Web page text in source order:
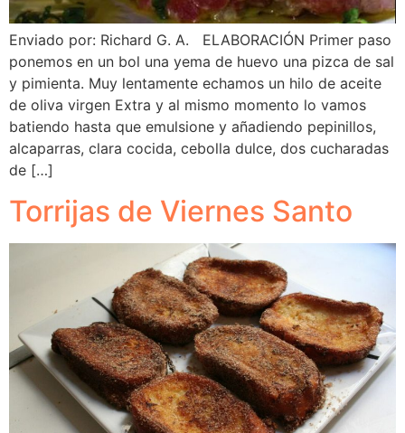
Enviado por: Richard G. A. ELABORACIÓN Primer paso
ponemos en un bol una yema de huevo una pizca de sal
y pimienta. Muy lentamente echamos un hilo de aceite
de oliva virgen Extra y al mismo momento lo vamos
batiendo hasta que emulsione y añadiendo pepinillos,
alcaparras, clara cocida, cebolla dulce, dos cucharadas
de […]
Torrijas de Viernes Santo